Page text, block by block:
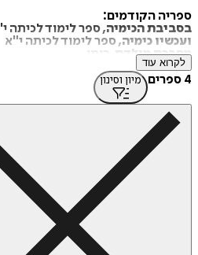
ספריה הקודמים:
בסביבת הכימיה, ספר לימוד לכיתה י'
ועכשיו כימיה, ספר לימוד לכיתה י"א
מחברת מולדת
משפחה רגילה
המביא לבית הדפוס
לקרוא עוד
4 ספרים מיון וסינון